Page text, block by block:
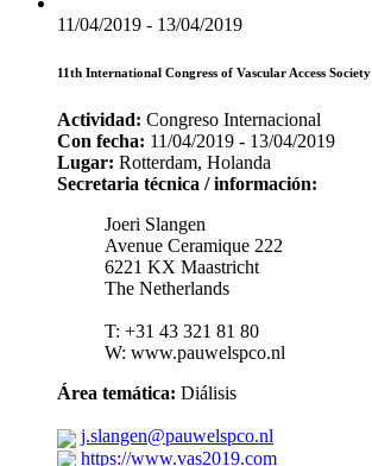
11/04/2019 - 13/04/2019
11th International Congress of Vascular Access Society
Actividad: Congreso Internacional
Con fecha: 11/04/2019 - 13/04/2019
Lugar: Rotterdam, Holanda
Secretaria técnica / información:
Joeri Slangen
Avenue Ceramique 222
6221 KX Maastricht
The Netherlands
T: +31 43 321 81 80
W: www.pauwelspco.nl
Área temática: Diálisis
j.slangen@pauwelspco.nl
https://www.vas2019.com